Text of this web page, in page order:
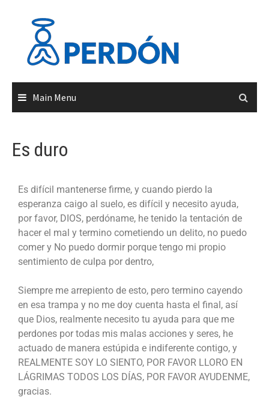
Main Menu
Es duro
Es difícil mantenerse firme, y cuando pierdo la
esperanza caigo al suelo, es difícil y necesito ayuda,
por favor, DIOS, perdóname, he tenido la tentación de
hacer el mal y termino cometiendo un delito, no puedo
comer y No puedo dormir porque tengo mi propio
sentimiento de culpa por dentro,
Siempre me arrepiento de esto, pero termino cayendo
en esa trampa y no me doy cuenta hasta el final, así
que Dios, realmente necesito tu ayuda para que me
perdones por todas mis malas acciones y seres, he
actuado de manera estúpida e indiferente contigo, y
REALMENTE SOY LO SIENTO, POR FAVOR LLORO EN
LÁGRIMAS TODOS LOS DÍAS, POR FAVOR AYUDENME,
gracias.